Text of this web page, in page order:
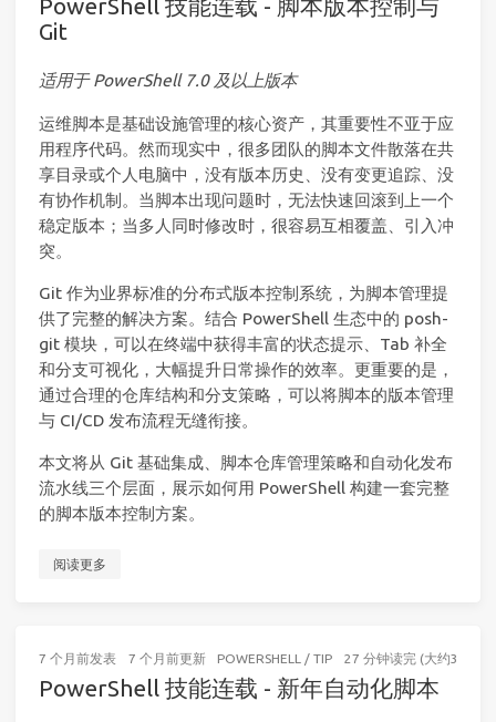
PowerShell 技能连载 - 脚本版本控制与
Git
适用于 PowerShell 7.0 及以上版本
运维脚本是基础设施管理的核心资产，其重要性不亚于应
用程序代码。然而现实中，很多团队的脚本文件散落在共
享目录或个人电脑中，没有版本历史、没有变更追踪、没
有协作机制。当脚本出现问题时，无法快速回滚到上一个
稳定版本；当多人同时修改时，很容易互相覆盖、引入冲
突。
Git 作为业界标准的分布式版本控制系统，为脚本管理提
供了完整的解决方案。结合 PowerShell 生态中的 posh-
git 模块，可以在终端中获得丰富的状态提示、Tab 补全
和分支可视化，大幅提升日常操作的效率。更重要的是，
通过合理的仓库结构和分支策略，可以将脚本的版本管理
与 CI/CD 发布流程无缝衔接。
本文将从 Git 基础集成、脚本仓库管理策略和自动化发布
流水线三个层面，展示如何用 PowerShell 构建一套完整
的脚本版本控制方案。
阅读更多
7 个月前发表 7 个月前更新 POWERSHELL / TIP 27 分钟读完 (大约3999
PowerShell 技能连载 - 新年自动化脚本